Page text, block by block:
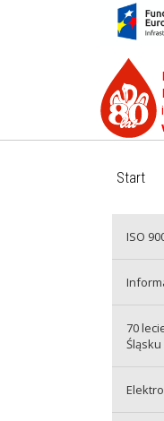
Start
ISO
70
Śląsku